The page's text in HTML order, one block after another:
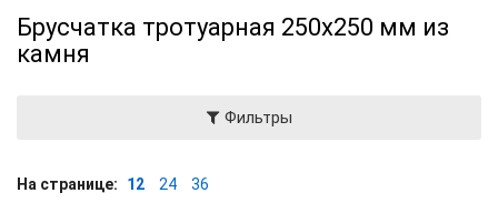
Брусчатка тротуарная 250х250 мм из
камня
Фильтры
На странице: 12 24
36